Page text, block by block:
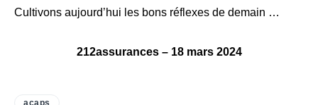
Cultivons aujourd’hui les bons réflexes de demain …
212assurances – 18 mars 2024
acaps